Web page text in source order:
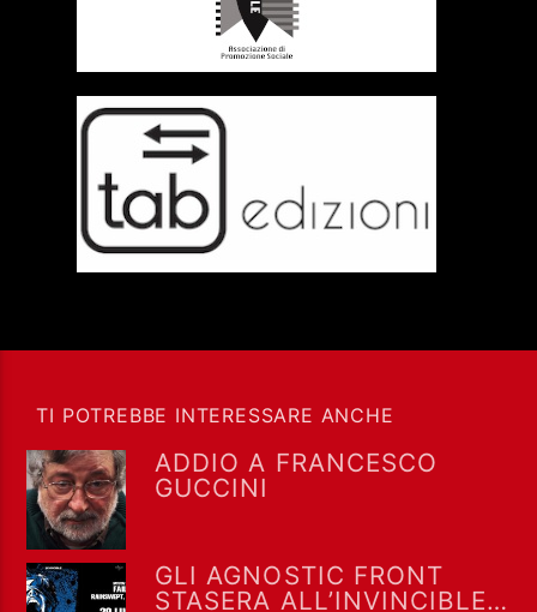
TI POTREBBE INTERESSARE ANCHE
ADDIO A FRANCESCO
GUCCINI
GLI AGNOSTIC FRONT
STASERA ALL’INVINCIBLE